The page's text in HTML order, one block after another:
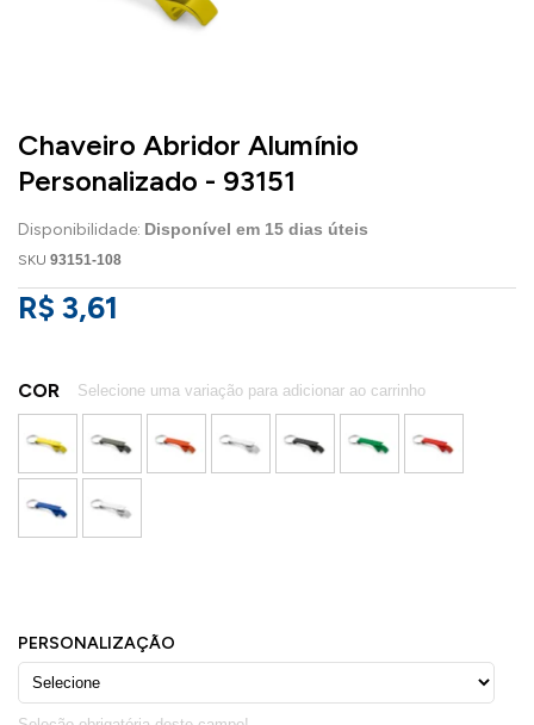
Chaveiro Abridor Alumínio
Personalizado - 93151
Disponibilidade: Disponível em 15 dias úteis
SKU 93151-108
R$ 3,61
COR